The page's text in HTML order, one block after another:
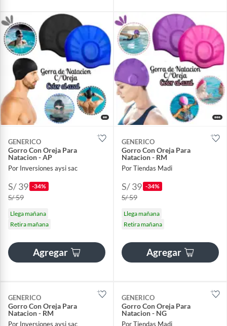
GENERICO
Gorro Con Oreja Para
Natacion - AP
Por Inversiones aysi sac
S/ 39 -34%
S/ 59
Llega mañana
Retira mañana
Agregar
GENERICO
Gorro Con Oreja Para
Natacion - RM
Por Tiendas Madi
S/ 39 -34%
S/ 59
Llega mañana
Retira mañana
Agregar
GENERICO
Gorro Con Oreja Para
Natacion - RM
Por Inversiones aysi sac
GENERICO
Gorro Con Oreja Para
Natacion - NG
Por Tiendas Madi